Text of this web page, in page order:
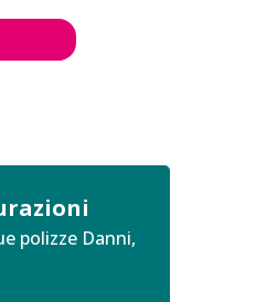
polizze Danni,